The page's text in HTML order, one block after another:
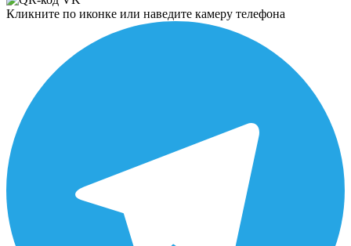
Кликните по иконке или наведите камеру телефона